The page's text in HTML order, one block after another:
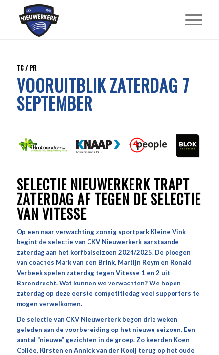
TC / PR
VOORUITBLIK ZATERDAG 7
SEPTEMBER
SELECTIE NIEUWERKERK TRAPT
ZATERDAG AF TEGEN DE SELECTIE
VAN VITESSE
Op een naar verwachting zonnig sportpark Kleine Vink
begint de selectie van CKV Nieuwerkerk aanstaande
zaterdag aan het korfbalseizoen 2024/2025. De ploegen
van coaches Mark van den Brink, Martijn Reym en Ronald
Verbeek spelen zaterdag tegen Vitesse 1 en 2 uit
Barendrecht. Wat kunnen we verwachten? We hopen
zaterdag op deze eerste competitiedag veel supporters te
mogen verwelkomen.
De selectie van CKV Nieuwerkerk begon drie weken
geleden aan de voorbereiding op het nieuwe seizoen. Een
aantal “nieuwe” gezichten in de groep. Zo keerden Koen
Collée, Kirsten en Annick van der Kooij terug op het oude